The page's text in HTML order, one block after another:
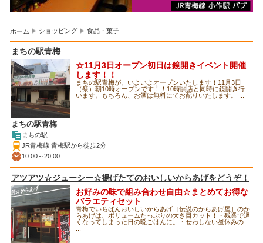
ホーム ショッピング 食品・菓子
まちの駅青梅
☆11月3日オープン初日は鏡開きイベント開催
します！！
まちの駅青梅が、いよいよオープンいたします！11月3日
（祭）朝10時オープンです！！10時開店と同時に鏡開き行
います。もちろん、お酒は無料にてお配りいたします。 ...
まちの駅青梅
まちの駅
JR青梅線 青梅駅から徒歩2分
10:00～20:00
アツアツ☆ジューシー☆揚げたてのおいしいからあげをどうぞ！
お好みの味で組み合わせ自由☆まとめてお得な
バラエティセット
青梅でいちばんおいしいからあげ［伝説のからあげ屋］のか
らあげは、ボリュームたっぷりの大き目カット！・残業で遅
くなってしまった日の晩ごはんに。・せわしない昼休みの